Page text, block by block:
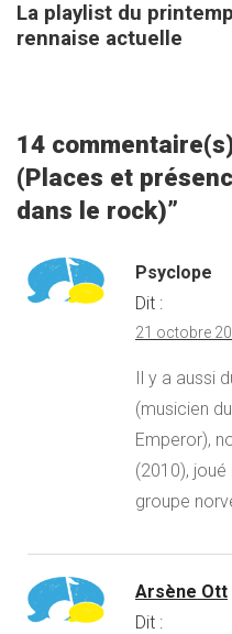
La playlist du
rennaise actuelle
14
(Places et
dans le rock)”
Psyclope
Dit :
21 octobre
Il y a aussi
(musicien
Emperor),
(2010),
groupe
Arsène Ott
Dit :